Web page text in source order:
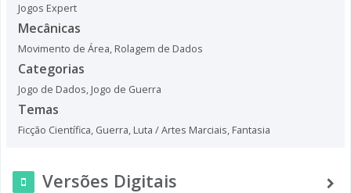
Jogos Expert
Mecânicas
Movimento de Área, Rolagem de Dados
Categorias
Jogo de Dados, Jogo de Guerra
Temas
Ficção Científica, Guerra, Luta / Artes Marciais, Fantasia
Versões Digitais